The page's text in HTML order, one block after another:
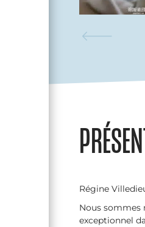
Régine
Nous sommes
exceptionnel